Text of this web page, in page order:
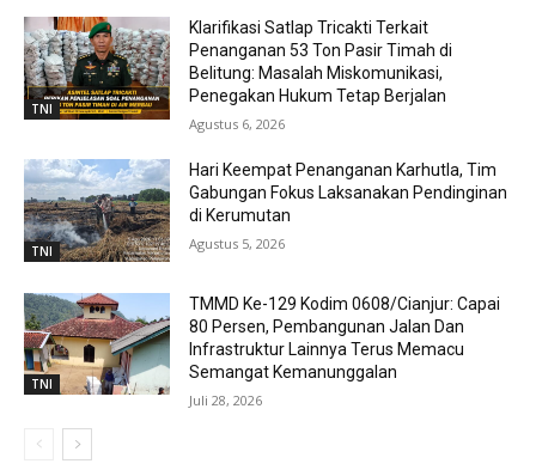
TNI
Klarifikasi Satlap Tricakti Terkait
Penanganan 53 Ton Pasir Timah di
Belitung: Masalah Miskomunikasi,
Penegakan Hukum Tetap Berjalan
Agustus 6, 2026
TNI
Hari Keempat Penanganan Karhutla, Tim
Gabungan Fokus Laksanakan Pendinginan
di Kerumutan
Agustus 5, 2026
TNI
TMMD Ke-129 Kodim 0608/Cianjur: Capai
80 Persen, Pembangunan Jalan Dan
Infrastruktur Lainnya Terus Memacu
Semangat Kemanunggalan
Juli 28, 2026